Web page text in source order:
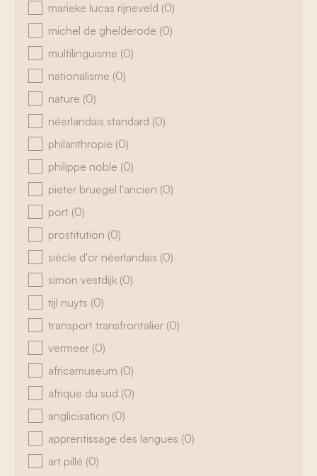
marieke lucas rijneveld (0)
michel de ghelderode (0)
multilinguisme (0)
nationalisme (0)
nature (0)
néerlandais standard (0)
philanthropie (0)
philippe noble (0)
pieter bruegel l'ancien (0)
port (0)
prostitution (0)
siècle d'or néerlandais (0)
simon vestdijk (0)
tijl nuyts (0)
transport transfrontalier (0)
vermeer (0)
africamuseum (0)
afrique du sud (0)
anglicisation (0)
apprentissage des langues (0)
art pillé (0)